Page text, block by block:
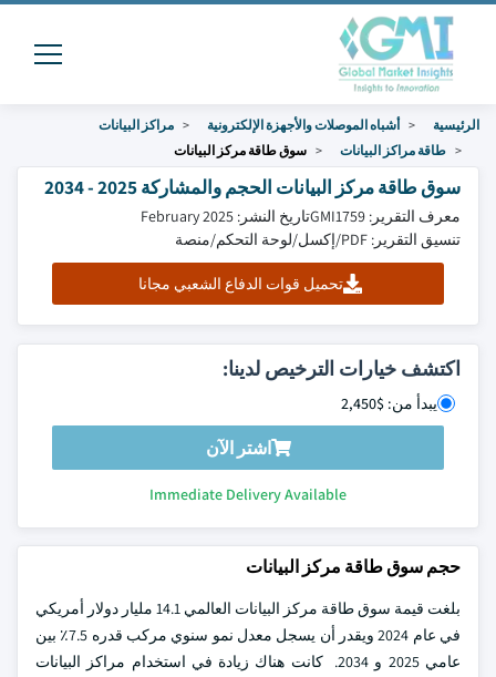
الرئيسية أشباه الموصلات والأجهزة الإلكترونية
مراكز البيانات
طاقة مراكز البيانات
سوق طاقة مركز البيانات
سوق طاقة مركز البيانات الحجم والمشاركة 2025 - 2034
معرف التقرير: GMI1759
تاريخ النشر: February 2025
تنسيق التقرير: PDF/إكسل/لوحة التحكم/منصة
تحميل قوات الدفاع الشعبي مجانا
اكتشف خيارات الترخيص لدينا:
يبدأ من: $2,450
اشتر الآن
Immediate Delivery Available
حجم سوق طاقة مركز البيانات
بلغت قيمة سوق طاقة مركز البيانات العالمي 14.1 مليار دولار أمريكي
في عام 2024 ويقدر أن يسجل معدل نمو سنوي مركب قدره 7.5٪ بين
عامي 2025 و 2034. كانت هناك زيادة في استخدام مراكز البيانات